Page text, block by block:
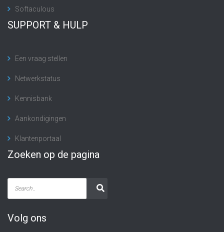
Softaculous
SUPPORT & HULP
Een vraag stellen
Netwerkstatus
Kennisbank
Aankondigingen
Klantenportaal
Zoeken op de pagina
Volg ons